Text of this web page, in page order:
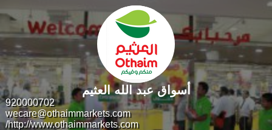
920000702
wecare@othaimmarkets.com
http://www.othaimmarkets.com/
أسواق عبد الله العثيم